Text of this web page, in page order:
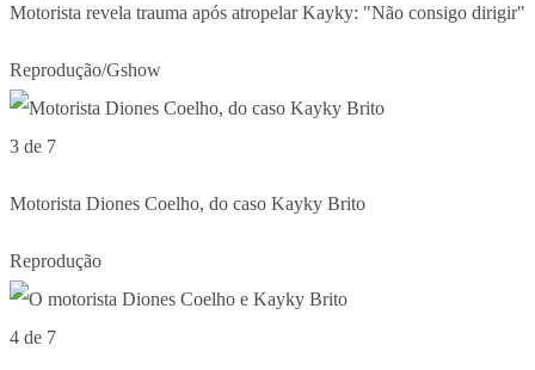
Motorista revela trauma após atropelar Kayky: "Não consigo dirigir"
Reprodução/Gshow
3 de 7
Motorista Diones Coelho, do caso Kayky Brito
Reprodução
4 de 7